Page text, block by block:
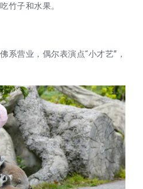
竹子和水果。
系营业，偶尔表演点“小才艺”，